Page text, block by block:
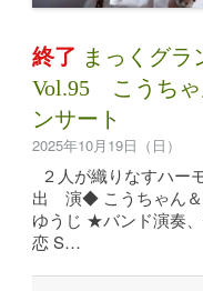
終了 まっくグ
Vol.95 こうちゃ
ンサート
2025年10月19日（日）
２人が織りなすハ
出 演◆ こうちゃん
ゆうじ ★バンド演奏
恋 S…